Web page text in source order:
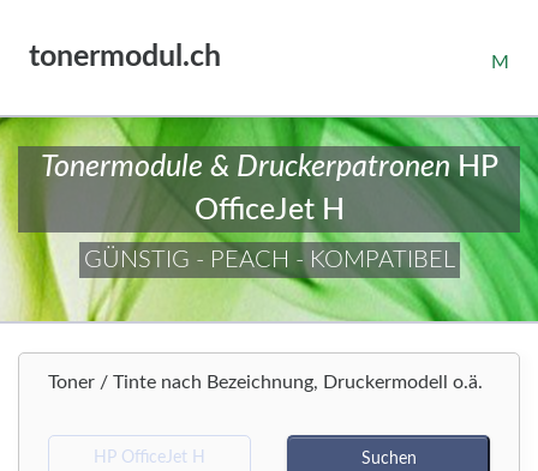
tonermodul.ch M
Tonermodule & DruckerpatronenHP
OfficeJet H
GÜNSTIG - PEACH - KOMPATIBEL
Toner / Tinte nach Bezeichnung, Druckermodell o.ä.